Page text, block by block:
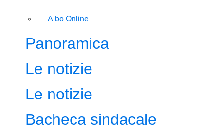
Albo Online
Panoramica
Le notizie
Le notizie
Bacheca sindacale